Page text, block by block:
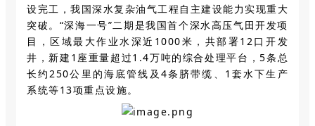
设完工，我国深水复杂油气工程自主建设能力实现重大
突破。“深海一号”二期是我国首个深水高压气田开发项
目，区域最大作业水深近 1000米，共部署12 口开发
井，新建 1 座重量超过1.4万吨的综合处理平台，5条总
长约 250公里的海底管线及 4条脐带缆、 1 套水下生产
系统等13项重点设施。